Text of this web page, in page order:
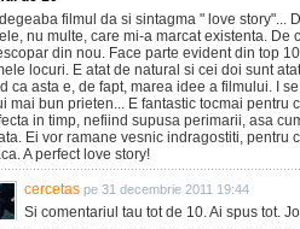
filmul da si sintagma " love story"...
nu multe, care mi-a marcat existenta. De
din nou. Face parte evident din top
locuri. E atat de natural si cei doi sunt
ca asta e, de fapt, marea idee a filmului. I
mai bun prieten... E fantastic tocmai pentru
in timp, nefiind supusa perimarii, asa
Ei vor ramane vesnic indragostiti, pentru
A perfect love story!
cercetas pe 31 decembrie 2011 19:44
Si comentariul tau tot de 10. Ai spus tot.